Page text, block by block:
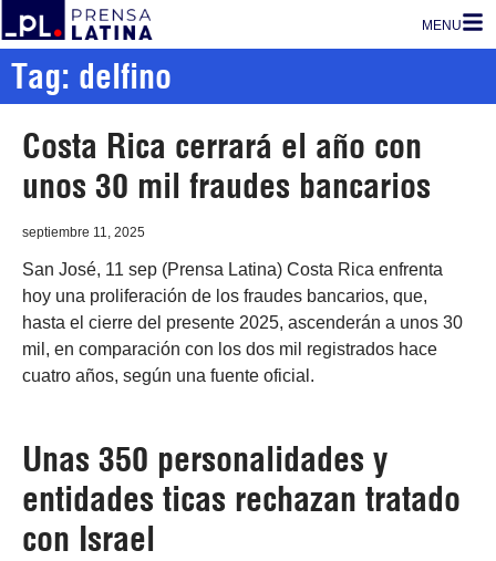
MENU
Tag: delfino
Costa Rica cerrará el año con
unos 30 mil fraudes bancarios
septiembre 11, 2025
San José, 11 sep (Prensa Latina) Costa Rica enfrenta
hoy una proliferación de los fraudes bancarios, que,
hasta el cierre del presente 2025, ascenderán a unos 30
mil, en comparación con los dos mil registrados hace
cuatro años, según una fuente oficial.
Unas 350 personalidades y
entidades ticas rechazan tratado
con Israel